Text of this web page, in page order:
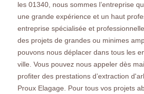
les 01340, nous sommes l’entreprise
une grande expérience et un haut
entreprise spécialisée et
des projets de grandes ou minimes
pouvons nous déplacer dans tous les
ville. Vous pouvez nous appeler dès
profiter des prestations d’extraction
Proux Elagage. Pour tous vos projets